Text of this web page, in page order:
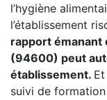
l’hygiène
l’établissement
rapport émanant
(94600) peut
établissement.
suivi de formation